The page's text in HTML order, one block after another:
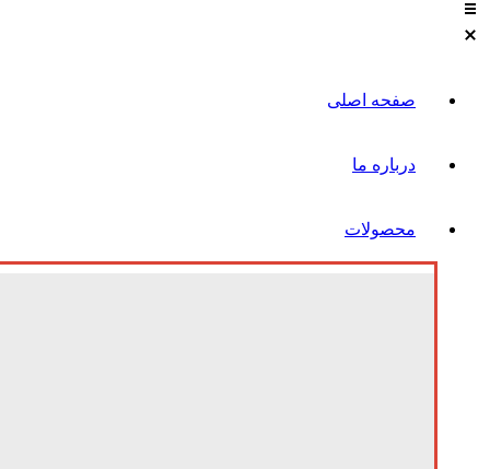
صفحه اصلی
درباره ما
محصولات